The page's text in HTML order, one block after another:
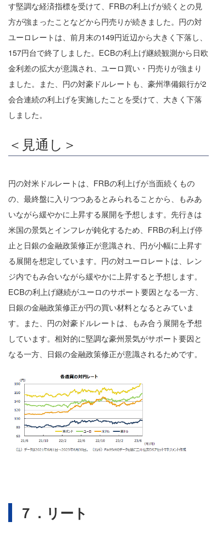
す堅調な経済指標を受けて、FRBの利上げが続くとの見
方が強まったことなどから円売りが続きました。円の対
ユーロレートは、前月末の149円近辺から大きく下落し、
157円台で終了しました。ECBの利上げ継続観測から日欧
金利差の拡大が意識され、ユーロ買い・円売りが強まり
ました。また、円の対豪ドルレートも、豪州準備銀行が2
会合連続の利上げを実施したことを受けて、大きく下落
しました。
＜見通し＞
円の対米ドルレートは、FRBの利上げが当面続くもの
の、最終盤に入りつつあるとみられることから、もみあ
いながら緩やかに上昇する展開を予想します。先行きは
米国の景気とインフレが鈍化するため、FRBの利上げ停
止と日銀の金融政策修正が意識され、円が小幅に上昇す
る展開を想定しています。円の対ユーロレートは、レン
ジ内でもみ合いながら緩やかに上昇すると予想します。
ECBの利上げ継続がユーロのサポート要因となる一方、
日銀の金融政策修正が円の買い材料となるとみていま
す。また、円の対豪ドルレートは、もみ合う展開を予想
しています。相対的に堅調な豪州景気がサポート要因と
なる一方、日銀の金融政策修正が意識されるためです。
７．リート